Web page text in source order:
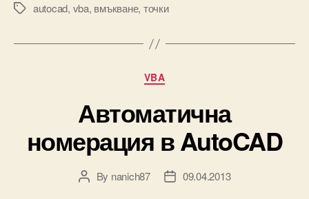
Tagsautocad, vba, вмъкване, точки
Categories
VBA
Автоматична
номерация в AutoCAD
PostBy nanich87
Post09.04.2013